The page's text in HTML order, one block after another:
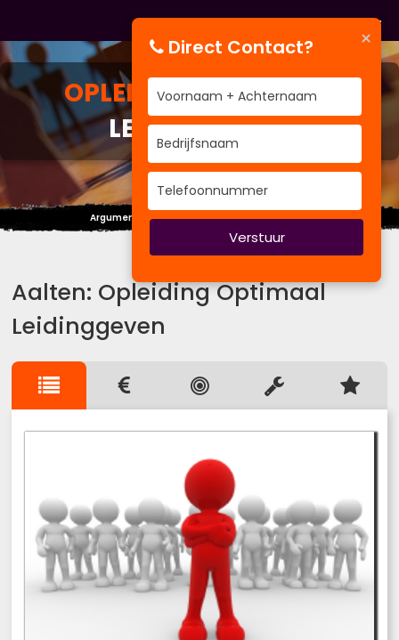
OPLEIDINGOPTIMAAL
LEIDINGGEVEN
Argumenten moet je niet tellen, maar wegen.
Aalten: Opleiding Optimaal
Leidinggeven
×
Direct Contact?
Verstuur